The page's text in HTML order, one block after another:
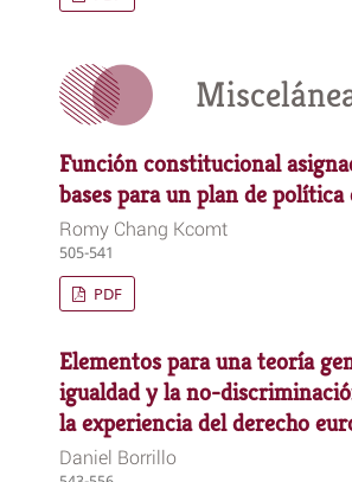
Función constitucional
bases para un plan de
Romy Chang Kcomt
505-541
PDF
Elementos para una teoría
igualdad y la no-
la experiencia del derecho
Daniel Borrillo